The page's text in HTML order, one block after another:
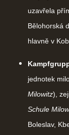
uzavřela
Bělohorská
hlavně v
jednotek
Milowitz),
Schule
Boleslav,